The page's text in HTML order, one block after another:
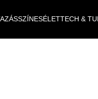
SZÍNESÉLETTECH &